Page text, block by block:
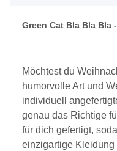
Green Cat Bla Bla Bla
Möchtest du
humorvolle Art und
individuell
genau das Richtige
für dich gefertigt,
einzigartige Kleidung